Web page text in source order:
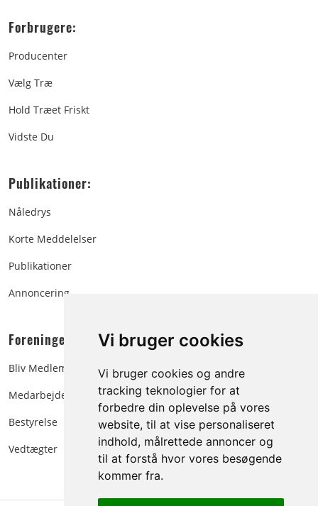
Vi bruger cookies
Vi bruger cookies og andre
tracking teknologier for at
forbedre din oplevelse på vores
website, til at vise personaliseret
indhold, målrettede annoncer og
til at forstå hvor vores besøgende
kommer fra.
Forbrugere:
Producenter
Vælg Træ
Hold Træet Friskt
Vidste Du
Publikationer:
Nåledrys
Korte Meddelelser
Publikationer
Annoncering
Foreningen:
Bliv Medlem
Medarbejdere
Bestyrelse
Vedtægter